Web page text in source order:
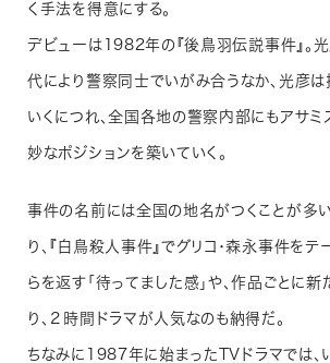
く手法を得意にする。
デビューは1982年の『後鳥羽伝説事件』。
代により警察同士でいがみ合うなか、光彦
いくにつれ、全国各地の警察内部にもアサミ
妙なポジションを築いていく。
事件の名前には全国の地名がつくことが多
り、『白鳥殺人事件』でグリコ・森永事件を
らを返す「待ってました感」や、作品ごとに
り、２時間ドラマが人気なのも納得だ。
ちなみに1987年に始まったTVドラマでは